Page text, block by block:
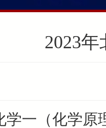
2023
学一（化学原